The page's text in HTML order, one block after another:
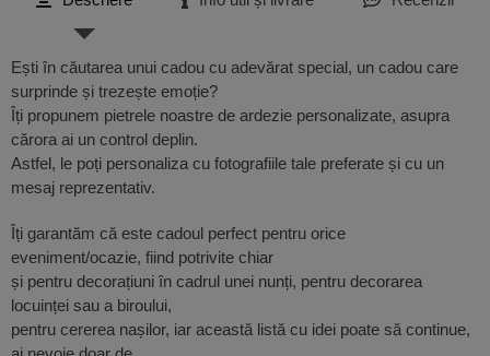
Ești în căutarea unui cadou cu adevărat special, un cadou care
surprinde și trezește emoție?
Îți propunem pietrele noastre de ardezie personalizate, asupra
cărora ai un control deplin.
Astfel, le poți personaliza cu fotografiile tale preferate și cu un
mesaj reprezentativ.
Îți garantăm că este cadoul perfect pentru orice
eveniment/ocazie, fiind potrivite chiar
și pentru decorațiuni în cadrul unei nunți, pentru decorarea
locuinței sau a biroului,
pentru cererea nașilor, iar această listă cu idei poate să continue,